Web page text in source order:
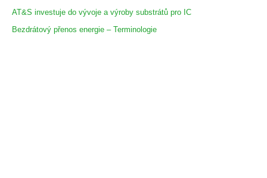
AT&S investuje do vývoje a výroby substrátů pro IC
Bezdrátový přenos energie – Terminologie